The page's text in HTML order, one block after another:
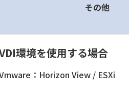
その他
環境を使用する場合
：Horizon View / ESXi